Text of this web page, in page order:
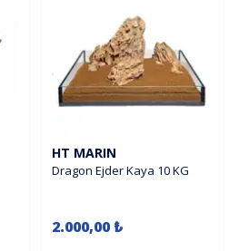
HT MARIN
Dragon Ejder Kaya 10 KG
2.000,00 ₺